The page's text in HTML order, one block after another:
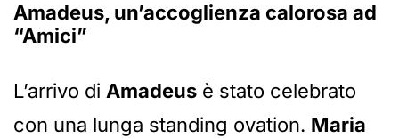
Amadeus, un’accoglienza calorosa ad
“Amici”
L’arrivo di Amadeus è stato celebrato
con una lunga standing ovation. Maria